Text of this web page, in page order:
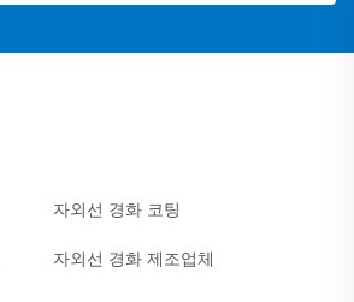
자외선 경화 코팅
자외선 경화 제조업체